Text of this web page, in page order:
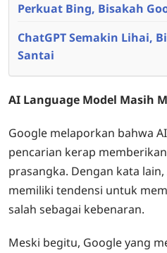
Perkuat Bing, Bisakah
ChatGPT Semakin Lihai,
Santai
AI Language Model Masih
Google melaporkan bahwa
pencarian kerap
prasangka. Dengan kata
memiliki tendensi untuk
salah sebagai kebenaran.
Meski begitu, Google yang